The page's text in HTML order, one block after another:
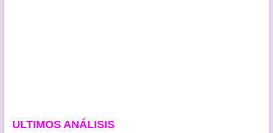
ULTIMOS ANÁLISIS